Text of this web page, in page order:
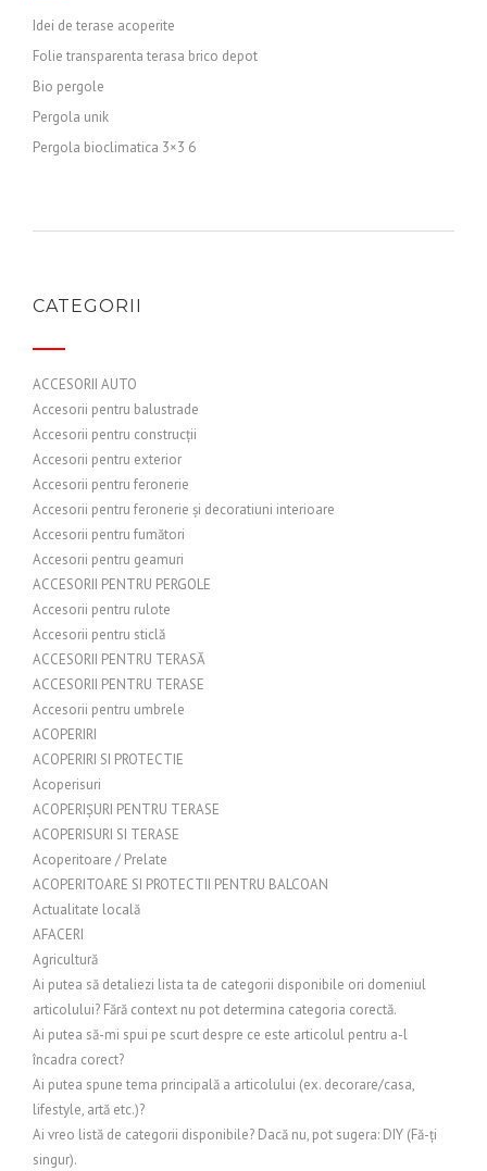
Idei de terase acoperite
Folie transparenta terasa brico depot
Bio pergole
Pergola unik
Pergola bioclimatica 3×3 6
CATEGORII
ACCESORII AUTO
Accesorii pentru balustrade
Accesorii pentru construcții
Accesorii pentru exterior
Accesorii pentru feronerie
Accesorii pentru feronerie și decoratiuni interioare
Accesorii pentru fumători
Accesorii pentru geamuri
ACCESORII PENTRU PERGOLE
Accesorii pentru rulote
Accesorii pentru sticlă
ACCESORII PENTRU TERASĂ
ACCESORII PENTRU TERASE
Accesorii pentru umbrele
ACOPERIRI
ACOPERIRI SI PROTECTIE
Acoperisuri
ACOPERIȘURI PENTRU TERASE
ACOPERISURI SI TERASE
Acoperitoare / Prelate
ACOPERITOARE SI PROTECTII PENTRU BALCOAN
Actualitate locală
AFACERI
Agricultură
Ai putea să detaliezi lista ta de categorii disponibile ori domeniul
articolului? Fără context nu pot determina categoria corectă.
Ai putea să-mi spui pe scurt despre ce este articolul pentru a-l
încadra corect?
Ai putea spune tema principală a articolului (ex. decorare/casa,
lifestyle, artă etc.)?
Ai vreo listă de categorii disponibile? Dacă nu, pot sugera: DIY (Fă-ți
singur).